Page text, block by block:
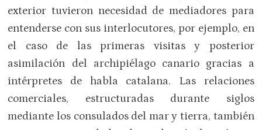
exterior tuvieron necesidad de mediadores para
entenderse con sus interlocutores, por ejemplo, en
el caso de las primeras visitas y posterior
asimilación del archipiélago canario gracias a
intérpretes de habla catalana. Las relaciones
comerciales, estructuradas durante siglos
mediante los consulados del mar y tierra, también